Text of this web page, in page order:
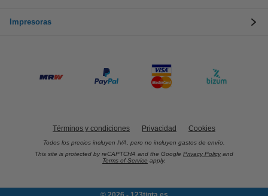
Impresoras
Términos y condiciones Privacidad Cookies
Todos los precios incluyen IVA, pero no incluyen gastos de envío.
This site is protected by reCAPTCHA and the Google Privacy Policy and
Terms of Service apply.